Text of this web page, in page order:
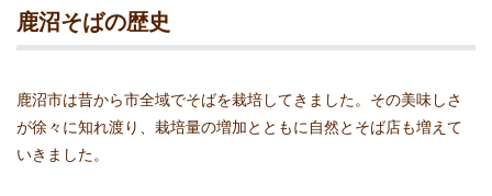
鹿沼そばの歴史
鹿沼市は昔から市全域でそばを栽培してきました。その美味しさ
が徐々に知れ渡り、栽培量の増加とともに自然とそば店も増えて
いきました。